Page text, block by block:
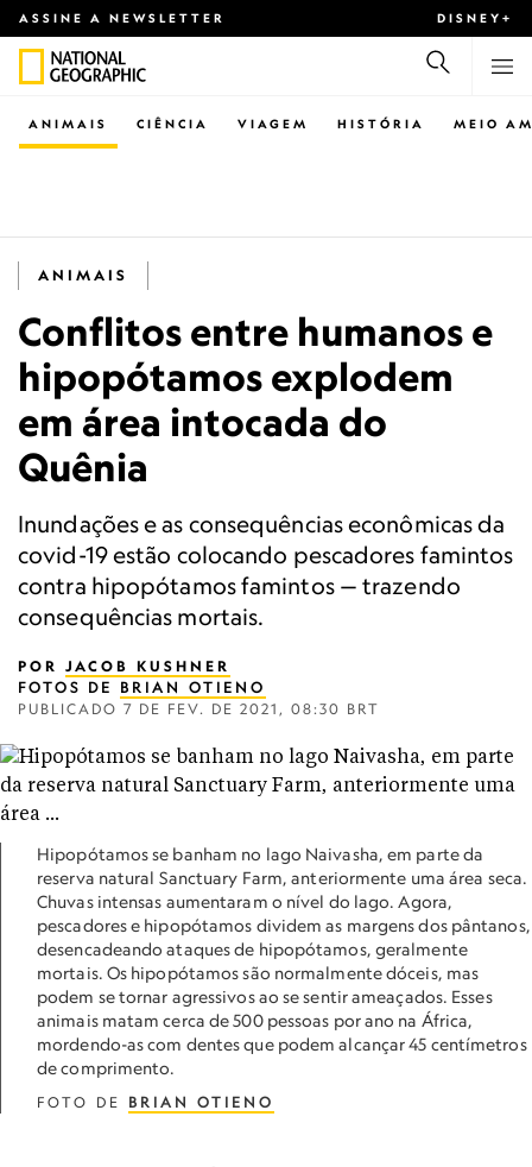
ASSINE A NEWSLETTER DISNEY+
CIÊNCIA VIAGEM
ANIMAIS HISTÓRIA MEIO
ANIMAIS
Conflitos entre humanos e
hipopótamos explodem
em área intocada do
Quênia
Inundações e as consequências econômicas da
covid-19 estão colocando pescadores famintos
contra hipopótamos famintos — trazendo
consequências mortais.
POR JACOB KUSHNER
FOTOS DE BRIAN OTIENO
PUBLICADO 7 DE FEV. DE 2021, 08:30 BRT
Hipopótamos se banham no lago Naivasha, em parte da
reserva natural Sanctuary Farm, anteriormente uma área seca.
Chuvas intensas aumentaram o nível do lago. Agora,
pescadores e hipopótamos dividem as margens dos pântanos,
desencadeando ataques de hipopótamos, geralmente
mortais. Os hipopótamos são normalmente dóceis, mas
podem se tornar agressivos ao se sentir ameaçados. Esses
animais matam cerca de 500 pessoas por ano na África,
mordendo-as com dentes que podem alcançar 45 centímetros
de comprimento.
FOTO DE BRIAN OTIENO